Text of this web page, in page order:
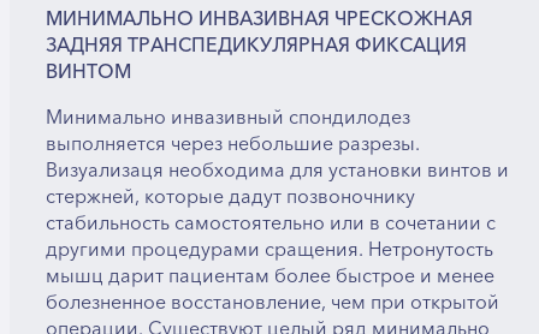
МИНИМАЛЬНО ИНВАЗИВНАЯ ЧРЕСКОЖНАЯ
ЗАДНЯЯ ТРАНСПЕДИКУЛЯРНАЯ ФИКСАЦИЯ
ВИНТОМ
Минимально инвазивный спондилодез
выполняется через небольшие разрезы.
Визуализаця необходима для установки винтов и
стержней, которые дадут позвоночнику
стабильность самостоятельно или в сочетании с
другими процедурами сращения. Нетронутость
мышц дарит пациентам более быстрое и менее
болезненное восстановление, чем при открытой